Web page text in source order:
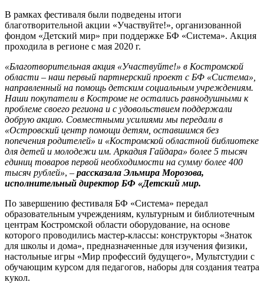
В рамках фестиваля были подведены итоги
благотворительной акции «Участвуйте!», организованной
фондом «Детский мир» при поддержке БФ «Система». Акция
проходила в регионе с мая 2020 г.
«Благотворительная акция «Участвуйте!» в Костромской
области – наш первый партнерский проект с БФ «Система»,
направленный на помощь детским социальным учреждениям.
Наши покупатели в Костроме не остались равнодушными к
проблеме своего региона и с удовольствием поддержали
добрую акцию. Совместными усилиями мы передали в
«Островский центр помощи детям, оставшимся без
попечения родителей» и «Костромской областной библиотеке
для детей и молодежи им. Аркадия Гайдара» более 5 тысяч
единиц товаров первой необходимости на сумму более 400
тысяч рублей», – рассказала Эльмира Морозова,
исполнительный директор БФ «Детский мир.
По завершению фестиваля БФ «Система» передал
образовательным учреждениям, культурным и библиотечным
центрам Костромской области оборудование, на основе
которого проводились мастер-классы: конструкторы «Знаток
для школы и дома», предназначенные для изучения физики,
настольные игры «Мир профессий будущего», Мультстудии с
обучающим курсом для педагогов, наборы для создания театра
кукол.